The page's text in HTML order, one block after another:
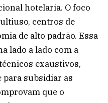
hotelaria. O foco
centros de
de alto padrão. Essa
lado a lado com a
exaustivos,
subsidiar as
que o